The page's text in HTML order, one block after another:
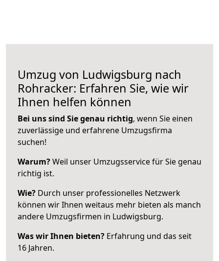
Umzug von Ludwigsburg nach
Rohracker: Erfahren Sie, wie wir
Ihnen helfen können
Bei uns sind Sie genau richtig, wenn Sie einen
zuverlässige und erfahrene Umzugsfirma
suchen!
Warum?Weil unser Umzugsservice für Sie genau
richtig ist.
Wie? Durch unser professionelles Netzwerk
können wir Ihnen weitaus mehr bieten als manch
andere Umzugsfirmen in Ludwigsburg.
Was wir Ihnen bieten? Erfahrung und das seit
16 Jahren.